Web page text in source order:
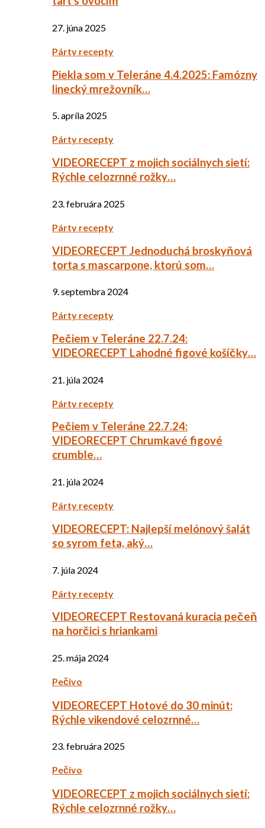
27. júna 2025
Párty recepty
Piekla som v Teleráne 4.4.2025: Famózny
linecký mrežovník…
5. apríla 2025
Párty recepty
VIDEORECEPT z mojich sociálnych sietí:
Rýchle celozrnné rožky…
23. februára 2025
Párty recepty
VIDEORECEPT Jednoduchá broskyňová
torta s mascarpone, ktorú som…
9. septembra 2024
Párty recepty
Pečiem v Teleráne 22.7.24:
VIDEORECEPT Lahodné figové košíčky…
21. júla 2024
Párty recepty
Pečiem v Teleráne 22.7.24:
VIDEORECEPT Chrumkavé figové
crumble…
21. júla 2024
Párty recepty
VIDEORECEPT: Najlepší melónový šalát
so syrom feta, aký…
7. júla 2024
Párty recepty
VIDEORECEPT Restovaná kuracia pečeň
na horčici s hriankami
25. mája 2024
Pečivo
VIDEORECEPT Hotové do 30 minút:
Rýchle vikendové celozrnné…
23. februára 2025
Pečivo
VIDEORECEPT z mojich sociálnych sietí:
Rýchle celozrnné rožky…